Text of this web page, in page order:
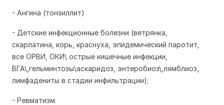
- Ангина (тонзиллит)
- Детские инфекционные болезни (ветрянка,
скарлатина, корь, краснуха, эпидемический паротит,
все ОРВИ, ОКИ\ острые кишечные инфекции,
ВГА\,гельминтозы\аскаридоз, энтеробиоз\,лямблиоз,
лимфадениты в стадии инфильтрации);
- Ревматизм.